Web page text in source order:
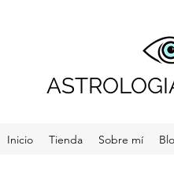
Inicio Tienda Sobre mí